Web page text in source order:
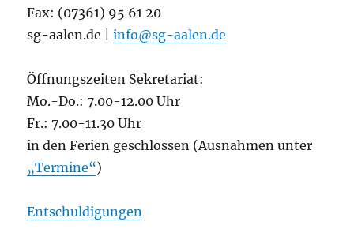
Fax: (07361) 95 61 20
sg-aalen.de |info@sg-aalen.de
Öffnungszeiten Sekretariat:
Mo.-Do.: 7.00-12.00 Uhr
Fr.: 7.00-11.30 Uhr
in den Ferien geschlossen (Ausnahmen unter
„Termine“)
Entschuldigungen